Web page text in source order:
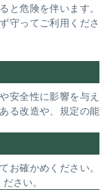
と危険を伴います。
守ってご利用くださ
安全性に影響を与え
る改造や、規定の能
お確かめください。
さい。